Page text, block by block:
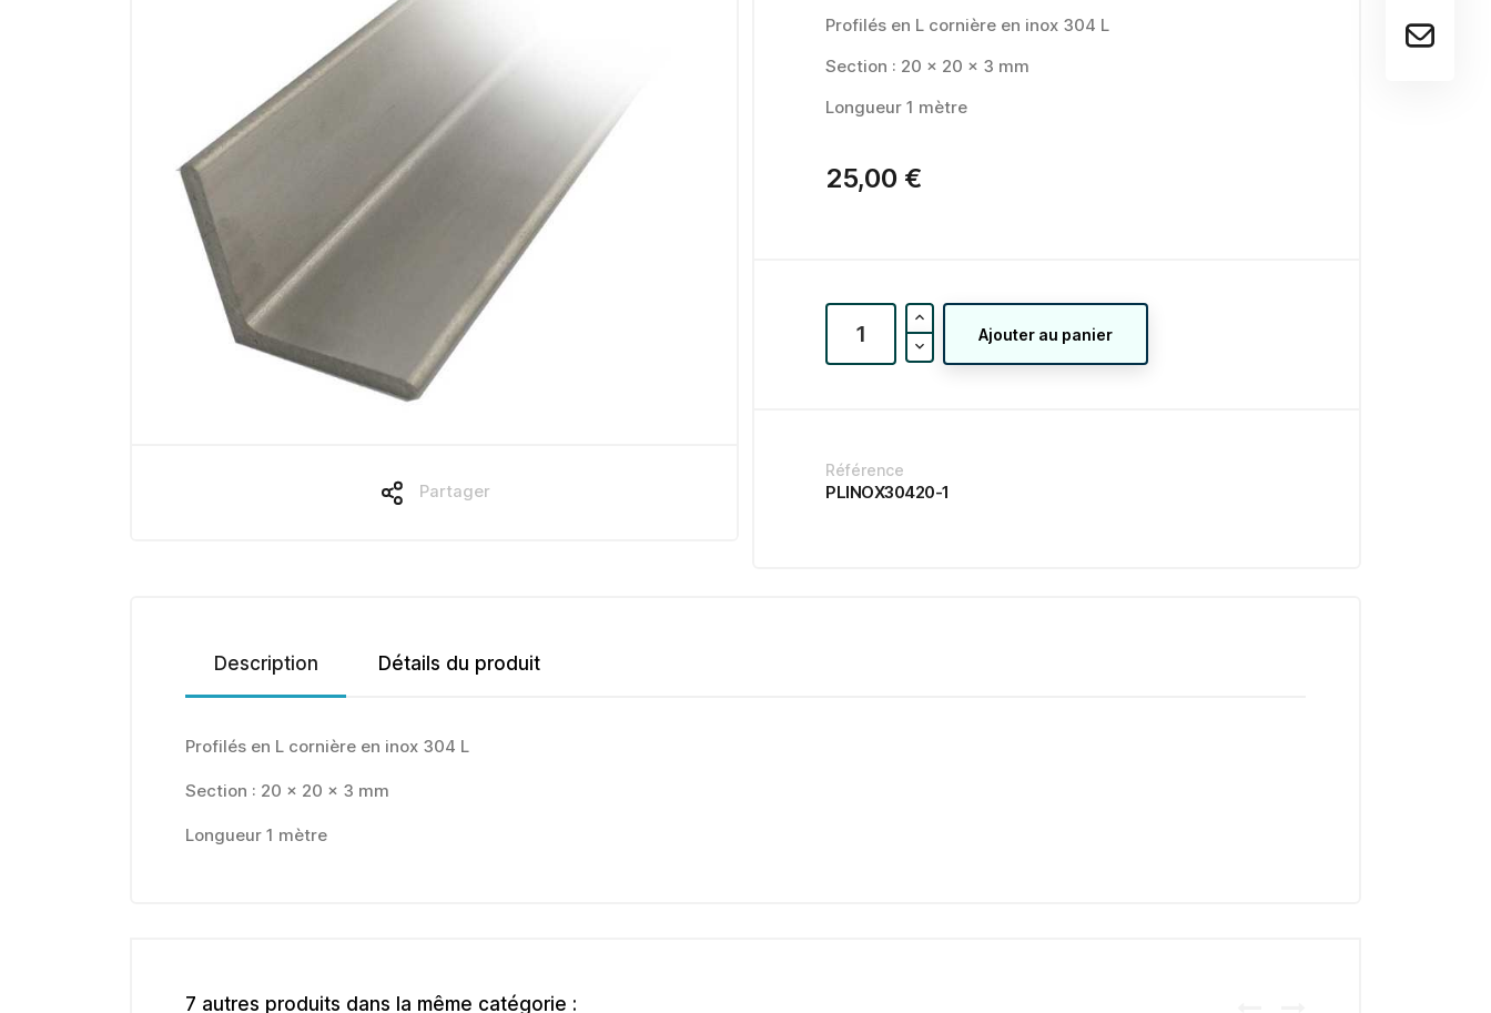
Partager
Profilés en L cornière en inox 304 L
Section : 20 x 20 x 3 mm
Longueur 1 mètre
25,00 €
Ajouter au panier
Référence
PLINOX30420-1
Description Détails du produit
Profilés en L cornière en inox 304 L
Section : 20 x 20 x 3 mm
Longueur 1 mètre
7 autres produits dans la même catégorie :